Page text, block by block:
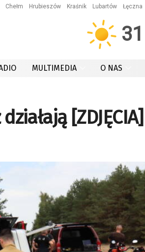
Chełm Hrubieszów Kraśnik Lubartów Łęczna
31
MULTIMEDIA O NAS
[ZDJĘCIA]